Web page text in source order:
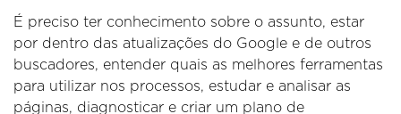
É preciso ter conhecimento sobre o assunto, estar
por dentro das atualizações do Google e de outros
buscadores, entender quais as melhores ferramentas
para utilizar nos processos, estudar e analisar as
páginas, diagnosticar e criar um plano de